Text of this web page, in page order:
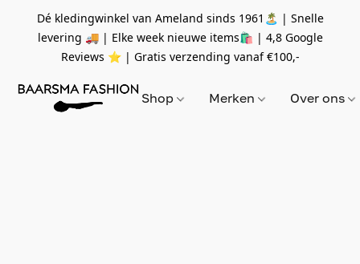
Dé kledingwinkel van Ameland sinds 1961🏝 | Snelle
levering 🚚 | Elke week nieuwe items🛍 | 4,8 Google
Reviews ⭐️ | Gratis verzending vanaf€100,-
Shop Merken Over ons